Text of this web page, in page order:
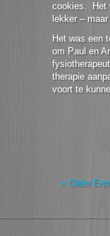
cookies. Het
lekker –
Het was een
om Paul en
therapie
voort te
« Older